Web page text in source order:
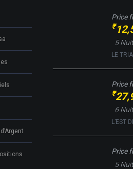
Price
₹
5
LE
Price
₹
6
L’EST
Price
5